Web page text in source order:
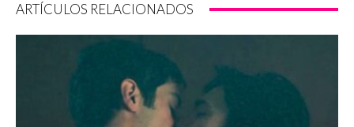
ARTÍCULOS RELACIONADOS